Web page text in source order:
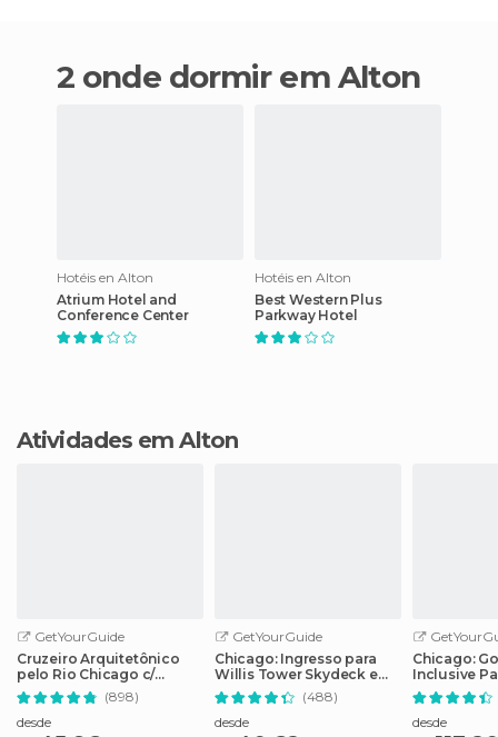
2 onde dormir em Alton
Hotéis en Alton
Atrium Hotel and
Conference Center
Hotéis en Alton
Best Western Plus
Parkway Hotel
Atividades em Alton
GetYourGuide
Cruzeiro Arquitetônico
pelo Rio Chicago c/
Bilhete Sem Fila
(898)
desde
GetYourGuide
Chicago: Ingresso para
Willis Tower Skydeck e
The Ledge
(488)
desde
Chicago:
Inclusive
de 25
desde